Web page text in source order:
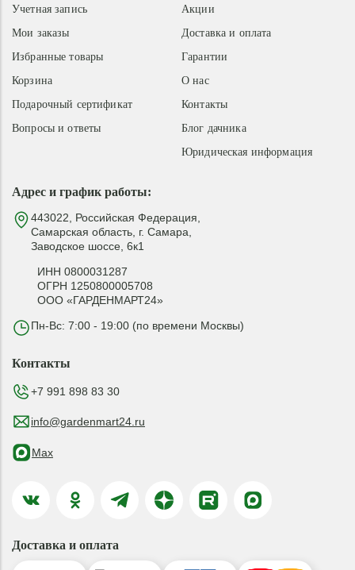
Адрес и график работы:
443022, Российская Федерация,
Самарская область, г. Самара,
Заводское шоссе, 6к1
ИНН 0800031287
ОГРН 1250800005708
ООО «ГАРДЕНМАРТ24»
Пн-Вс: 7:00 - 19:00 (по времени Москвы)
Акции
Доставка и оплата
Гарантии
О нас
Контакты
Блог дачника
Юридическая информация
Учетная запись
Мои заказы
Избранные товары
Корзина
Подарочный сертификат
Вопросы и ответы
Контакты
+7 991 898 83 30
info@gardenmart24.ru
Max
Доставка и оплата